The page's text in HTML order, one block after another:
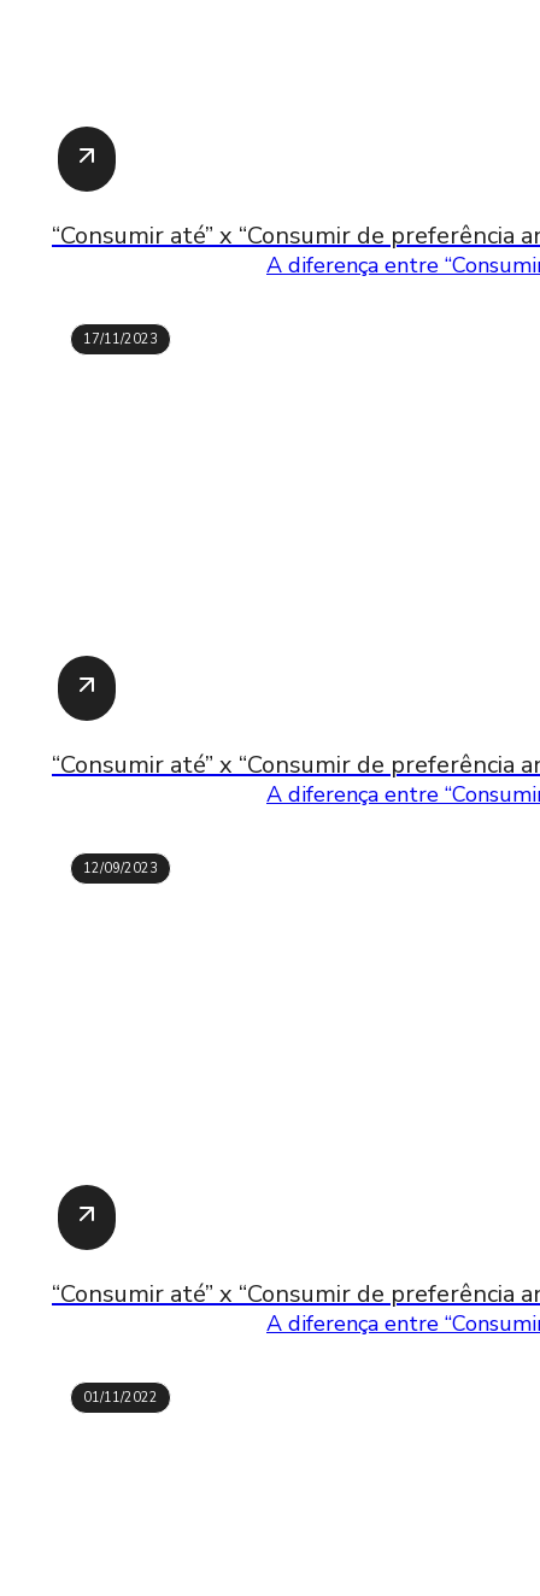
“Consumir até” x “Consumir de preferência
A diferença entre
17/11/2023
“Consumir até” x “Consumir de preferência
A diferença entre
12/09/2023
“Consumir até” x “Consumir de preferência
A diferença entre
01/11/2022